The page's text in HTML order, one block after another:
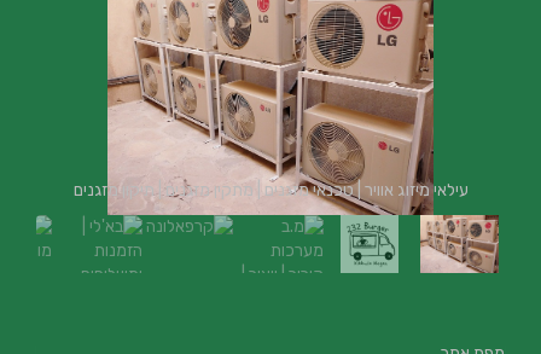
עילאי מיזוג אוויר | טכנאי מזגנים | מתקין מזגנים | תיקון מזגנים